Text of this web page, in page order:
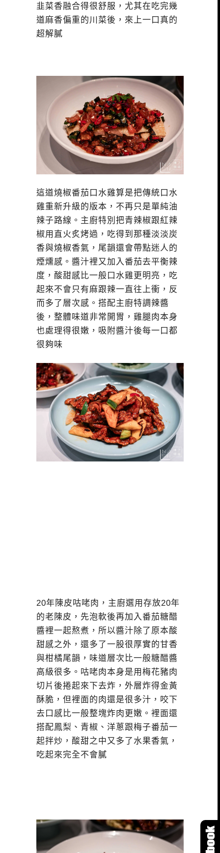
韭菜香融合得很舒服，尤其在吃完幾
道麻香偏重的川菜後，來上一口真的
超解膩
這道燒椒番茄口水雞算是把傳統口水
雞重新升級的版本，不再只是單純油
辣子路線。主廚特別把青辣椒跟紅辣
椒用直火炙烤過，吃得到那種淡淡炭
香與燒椒香氣，尾韻還會帶點迷人的
煙燻感。醬汁裡又加入番茄去平衡辣
度，酸甜感比一般口水雞更明亮，吃
起來不會只有麻跟辣一直往上衝，反
而多了層次感。搭配主廚特調辣醬
後，整體味道非常開胃，雞腿肉本身
也處理得很嫩，吸附醬汁後每一口都
很夠味
20年陳皮咕咾肉，主廚選用存放20年
的老陳皮，先泡軟後再加入番茄糖醋
醬裡一起熬煮，所以醬汁除了原本酸
甜感之外，還多了一股很厚實的甘香
與柑橘尾韻，味道層次比一般糖醋醬
高級很多。咕咾肉本身是用梅花豬肉
切片後捲起來下去炸，外層炸得金黃
酥脆，但裡面的肉還是很多汁，咬下
去口感比一般整塊炸肉更嫩。裡面還
搭配鳳梨、青椒、洋蔥跟梅子番茄一
起拌炒，酸甜之中又多了水果香氣，
吃起來完全不會膩